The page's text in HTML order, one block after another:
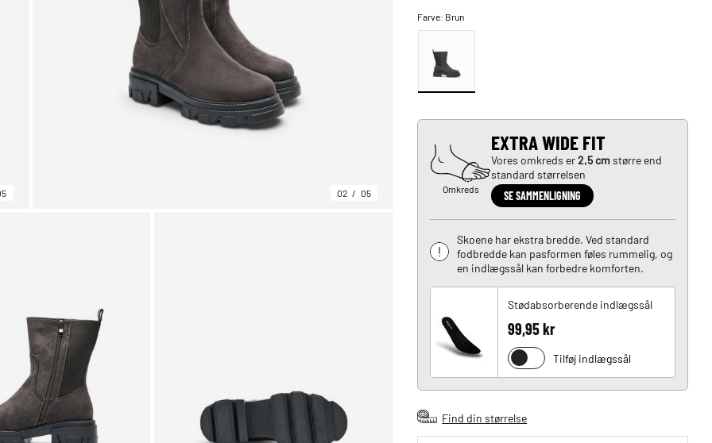
02 05
Farve: Brun
Omkreds
EXTRA WIDE FIT
Vores omkreds er2,5 cmstørre end
standard størrelsen
SE SAMMENLIGNING
Skoene har ekstra bredde. Ved standard
fodbredde kan pasformen føles rummelig, og
en indlægssål kan forbedre komforten.
Stødabsorberende indlægssål
99,95 kr
Tilføj indlægssål
Find din størrelse